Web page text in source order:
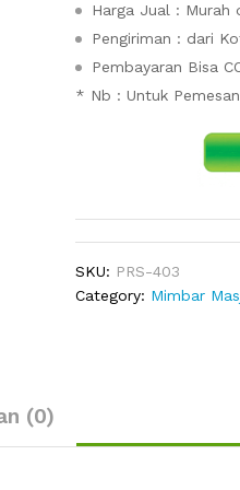
Harga Jual : Murah
Pengiriman : dari
Pembayaran Bisa
* Nb : Untuk
SKU: PRS-403
Category: Mimbar
(0)